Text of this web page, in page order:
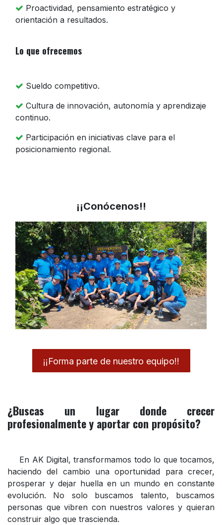
Proactividad, pensamiento estratégico y
orientación a resultados.
Lo que ofrecemos
Sueldo competitivo.
Cultura de innovación, autonomía y aprendizaje
continuo.
Participación en iniciativas clave para el
posicionamiento regional.
¡¡Conócenos!!
¡¡Forma parte de nuestro equipo!!
¿Buscas un lugar donde crecer
profesionalmente y aportar con propósito?
​En AK Digital, transformamos todo lo que tocamos,
haciendo del cambio una oportunidad para crecer,
prosperar y dejar huella en un mundo en constante
evolución. No solo buscamos talento, buscamos
personas que vibren con nuestros valores y quieran
construir algo que trascienda.